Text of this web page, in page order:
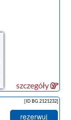
szczegóły
[ID BG.2121232]
rezerwuj